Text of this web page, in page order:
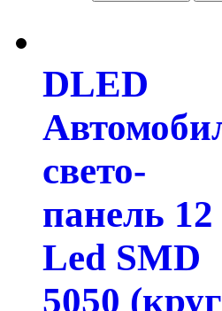
DLED
свето-
панель 12
Led SMD
5050